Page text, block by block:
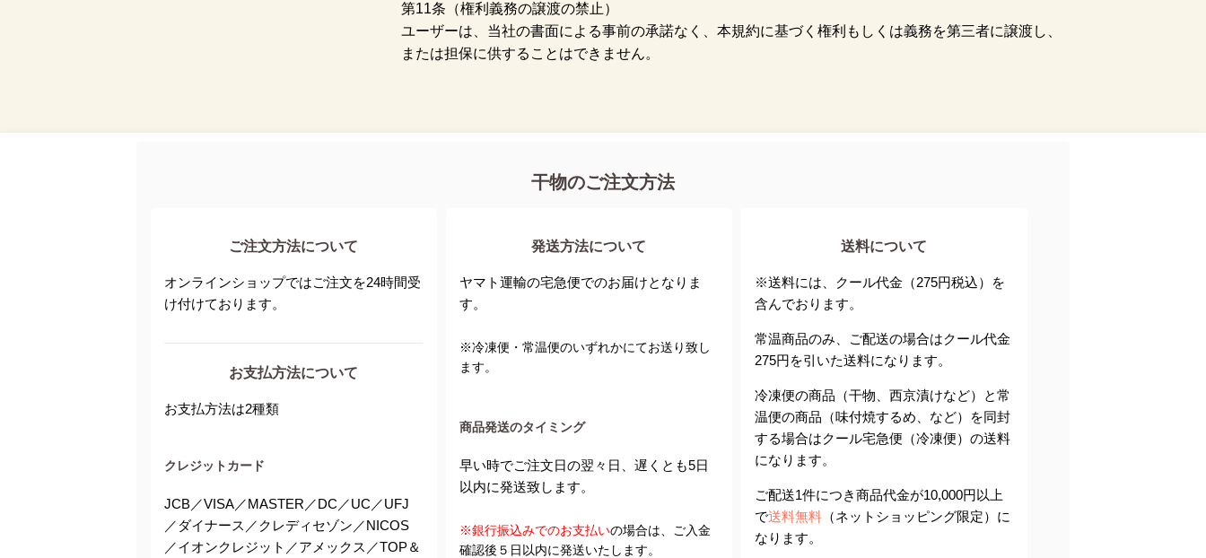
第11条（権利義務の譲渡の禁止）
ユーザーは、当社の書面による事前の承諾なく、本規約に基づく権利もしくは義務を第三者に譲渡し、
または担保に供することはできません。
干物のご注文方法
ご注文方法について
オンラインショップではご注文を24時間受
け付けております。
お支払方法について
お支払方法は2種類
クレジットカード
JCB／VISA／MASTER／DC／UC／UFJ
／ダイナース／クレディセゾン／NICOS
／イオンクレジット／アメックス／TOP＆
発送方法について
ヤマト運輸の宅急便でのお届けとなりま
す。
※冷凍便・常温便のいずれかにてお送り致し
ます。
商品発送のタイミング
早い時でご注文日の翌々日、遅くとも5日
以内に発送致します。
※銀行振込みでのお支払いの場合は、ご入金
確認後５日以内に発送いたします。
送料について
※送料には、クール代金（275円税込）を
含んでおります。
常温商品のみ、ご配送の場合はクール代金
275円を引いた送料になります。
冷凍便の商品（干物、西京漬けなど）と常
温便の商品（味付焼するめ、など）を同封
する場合はクール宅急便（冷凍便）の送料
になります。
ご配送1件につき商品代金が10,000円以上
で送料無料 （ネットショッピング限定）に
なります。